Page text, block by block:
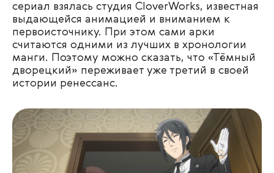
сериал взялась студия CloverWorks, известная
выдающейся анимацией и вниманием к
первоисточнику. При этом сами арки
считаются одними из лучших в хронологии
манги. Поэтому можно сказать, что «Тёмный
дворецкий» переживает уже третий в своей
истории ренессанс.